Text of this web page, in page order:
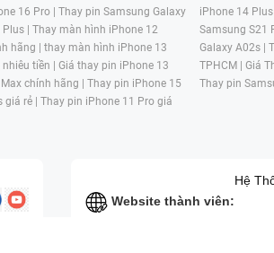
16 Pro | Thay pin Samsung Galaxy
Plus | Thay màn hình iPhone 12
hãng | thay màn hình iPhone 13
nhiêu tiền | Giá thay pin iPhone 13
chính hãng | Thay pin iPhone 15
giá rẻ | Thay pin iPhone 11 Pro giá
iPhone 14
Samsung S21
Galaxy A02s |
TPHCM | Giá
Thay pin
Website thành viên:
Hệ